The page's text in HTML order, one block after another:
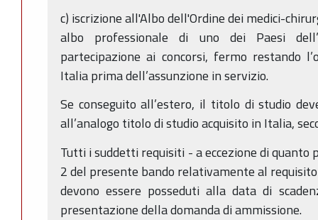
c) iscrizione all'Albo dell'Ordine dei medici-
albo professionale di uno dei Paesi
partecipazione ai concorsi, fermo restando
Italia prima dell’assunzione in servizio.
Se conseguito all’estero, il titolo di studio
all’analogo titolo di studio acquisito in Italia,
Tutti i suddetti requisiti - a eccezione di
2 del presente bando relativamente al
devono essere posseduti alla data di
presentazione della domanda di ammissione.